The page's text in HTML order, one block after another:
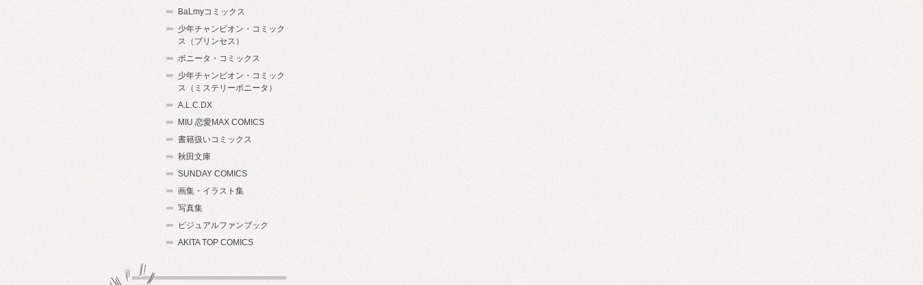
BaLmyコミックス
少年チャンピオン・コミック
ス（プリンセス）
ボニータ・コミックス
少年チャンピオン・コミック
ス（ミステリーボニータ）
A.L.C.DX
MIU 恋愛MAX COMICS
書籍扱いコミックス
秋田文庫
SUNDAY COMICS
画集・イラスト集
写真集
ビジュアルファンブック
AKITA TOP COMICS